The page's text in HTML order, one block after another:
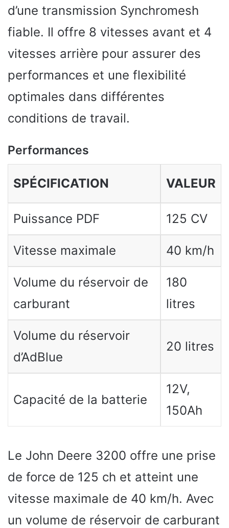
d’une transmission Synchromesh
fiable. Il offre 8 vitesses avant et 4
vitesses arrière pour assurer des
performances et une flexibilité
optimales dans différentes
conditions de travail.
Performances
SPÉCIFICATION VALEUR
Puissance PDF 125 CV
Vitesse maximale 40 km/h
Volume du réservoir de
carburant
180
litres
Volume du réservoir
d’AdBlue
20 litres
Capacité de la batterie
12V,
150Ah
Le John Deere 3200 offre une prise
de force de 125 ch et atteint une
vitesse maximale de 40 km/h. Avec
un volume de réservoir de carburant